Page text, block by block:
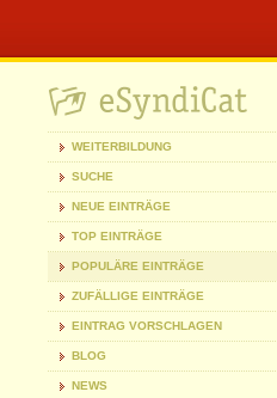
WEITERBILDUNG
SUCHE
NEUE EINTRÄGE
TOP EINTRÄGE
POPULÄRE EINTRÄGE
ZUFÄLLIGE EINTRÄGE
EINTRAG VORSCHLAGEN
BLOG
NEWS